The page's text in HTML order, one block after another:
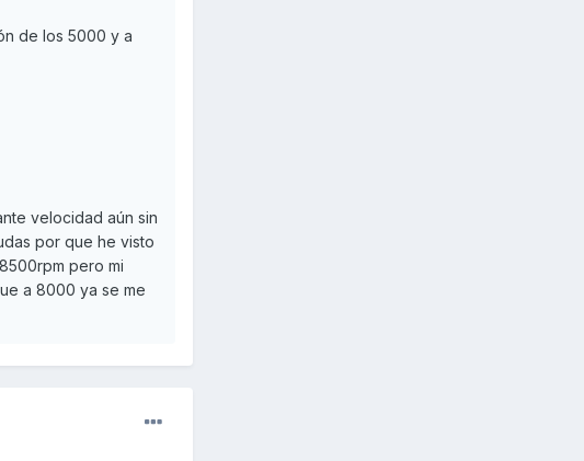
de los 5000 y a
velocidad aún sin
por que he visto
pero mi
a 8000 ya se me